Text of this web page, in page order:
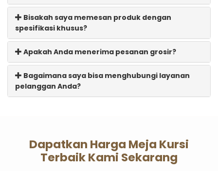
Bisakah saya memesan produk dengan
spesifikasi khusus?
Apakah Anda menerima pesanan grosir?
Bagaimana saya bisa menghubungi layanan
pelanggan Anda?
Dapatkan Harga Meja Kursi
Terbaik Kami Sekarang